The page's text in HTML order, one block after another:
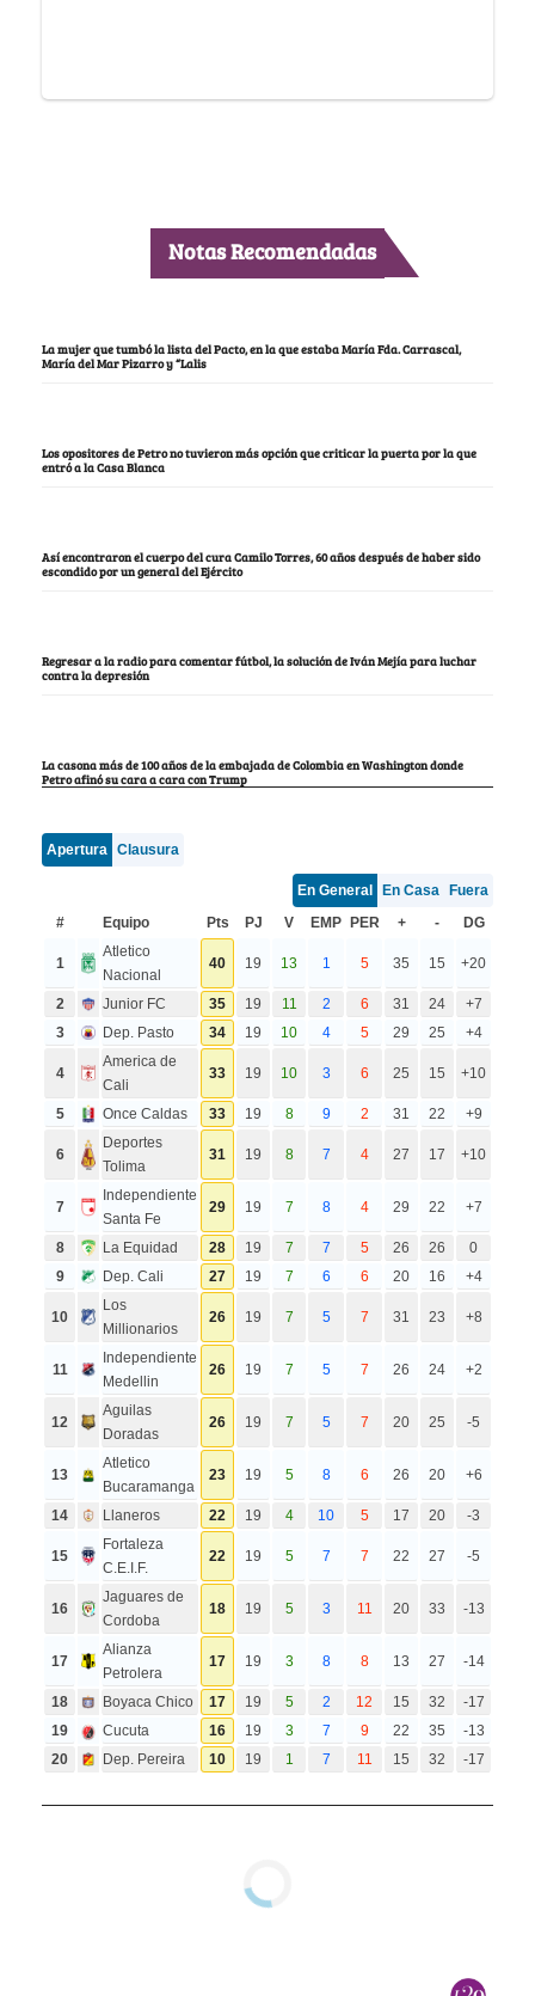
Notas Recomendadas
La mujer que tumbó la lista del Pacto, en la que estaba María Fda. Carrascal,
María del Mar Pizarro y “Lalis
Los opositores de Petro no tuvieron más opción que criticar la puerta por la que
entró a la Casa Blanca
Así encontraron el cuerpo del cura Camilo Torres, 60 años después de haber sido
escondido por un general del Ejército
Regresar a la radio para comentar fútbol, la solución de Iván Mejía para luchar
contra la depresión
La casona más de 100 años de la embajada de Colombia en Washington donde
Petro afinó su cara a cara con Trump
Apertura Clausura
En General En Casa
Fuera
#
Equipo Pts PJ V EMP PER + - DG
1
Atletico
Nacional
40 19 13 1 5 35 15 +20
2 Junior FC 35 19 11 2 6 31 24
+7
3
Dep. Pasto 34 19 10 4 5 29 25 +4
4
America de
Cali
33 19 10 3 6 25 15 +10
5 Once Caldas 33 19 8 9 2 31 22 +9
6
Deportes
Tolima
31 19 8 7 4 27 17 +10
7
Independiente
Santa Fe
29 19 7 8 4 29 22 +7
8 La Equidad 28 19 7 7 5 26 26
0
9
Dep. Cali 27 19 7 6 6 20 16 +4
10
Los
Millionarios
26 19 7 5 7 31 23 +8
11
Independiente
Medellin
26 19 7 5 7 26 24 +2
12
Aguilas
Doradas
26 19 7 5 7 20 25 -5
13
Atletico
Bucaramanga
23 19 5 8 6 26 20 +6
14 Llaneros 22 19 4 10 5 17 20 -3
15
Fortaleza
C.E.I.F.
22 19 5 7 7 22 27 -5
16
Jaguares de
Cordoba
18 19 5 3 11 20 33 -13
17
Alianza
Petrolera
17 19 3 8 8 13 27 -14
18 Boyaca Chico 17 19 5 2 12 15 32
-17
19
Cucuta 16 19 3 7 9 22 35
-13
20
Dep. Pereira 10 19 1 7 11 15 32 -17